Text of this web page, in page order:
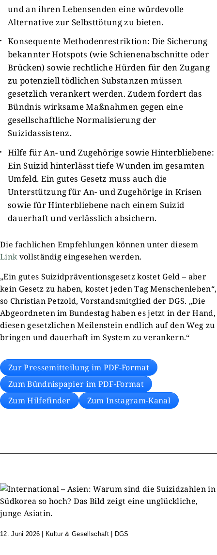
und an ihren Lebensenden eine würdevolle
Alternative zur Selbsttötung zu bieten.
Konsequente Methodenrestriktion: Die Sicherung
bekannter Hotspots (wie Schienenabschnitte oder
Brücken) sowie rechtliche Hürden für den Zugang
zu potenziell tödlichen Substanzen müssen
gesetzlich verankert werden. Zudem fordert das
Bündnis wirksame Maßnahmen gegen eine
gesellschaftliche Normalisierung der
Suizidassistenz.
Hilfe für An- und Zugehörige sowie Hinterbliebene:
Ein Suizid hinterlässt tiefe Wunden im gesamten
Umfeld. Ein gutes Gesetz muss auch die
Unterstützung für An- und Zugehörige in Krisen
sowie für Hinterbliebene nach einem Suizid
dauerhaft und verlässlich absichern.
Die fachlichen Empfehlungen können unter diesem
Linkvollständig eingesehen werden.
„Ein gutes Suizidpräventionsgesetz kostet Geld – aber
kein Gesetz zu haben, kostet jeden Tag Menschenleben“,
so Christian Petzold, Vorstandsmitglied der DGS. „Die
Abgeordneten im Bundestag haben es jetzt in der Hand,
diesen gesetzlichen Meilenstein endlich auf den Weg zu
bringen und dauerhaft im System zu verankern.“
Zur Pressemitteilung im PDF-Format
Zum Bündnispapier im PDF-Format
Zum Hilfefinder
Zum Instagram-Kanal
12. Juni 2026 Kultur & Gesellschaft | DGS